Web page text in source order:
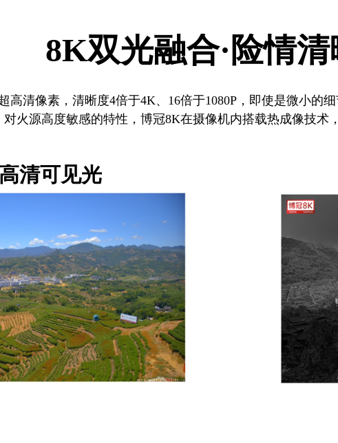
8K双光融合·险情
清可见光
高清像素，清晰度4倍于4K、16倍于1080P，即使是微小的
对火源高度敏感的特性，博冠8K在摄像机内搭载热成像技术